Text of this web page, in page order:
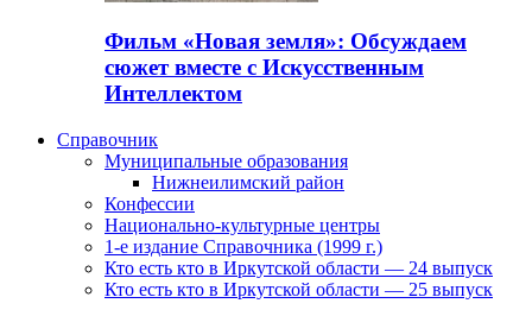
Фильм «Новая земля»: Обсуждаем
сюжет вместе с Искусственным
Интеллектом
Справочник
Муниципальные образования
Нижнеилимский район
Конфессии
Национально-культурные центры
1-е издание Справочника (1999 г.)
Кто есть кто в Иркутской области — 24 выпуск
Кто есть кто в Иркутской области — 25 выпуск